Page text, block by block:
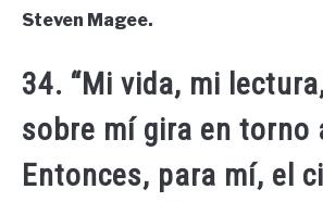
Steven Magee.
34. “Mi vida, mi
sobre mí gira en torno
Entonces, para mí, el